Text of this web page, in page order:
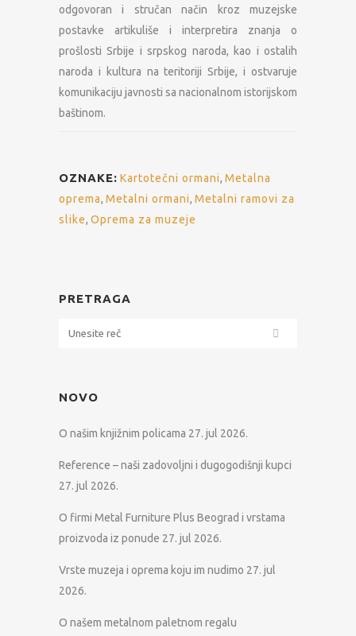
odgovoran i stručan način kroz muzejske
postavke artikuliše i interpretira znanja o
prošlosti Srbije i srpskog naroda, kao i ostalih
naroda i kultura na teritoriji Srbije, i ostvaruje
komunikaciju javnosti sa nacionalnom istorijskom
baštinom.
OZNAKE: Kartotečni ormani, Metalna
oprema, Metalni ormani, Metalni ramovi za
slike, Oprema za muzeje
PRETRAGA
NOVO
O našim knjižnim policama 27. jul 2026.
Reference – naši zadovoljni i dugogodišnji kupci
27. jul 2026.
O firmi Metal Furniture Plus Beograd i vrstama
proizvoda iz ponude 27. jul 2026.
Vrste muzeja i oprema koju im nudimo 27. jul
2026.
O našem metalnom paletnom regalu